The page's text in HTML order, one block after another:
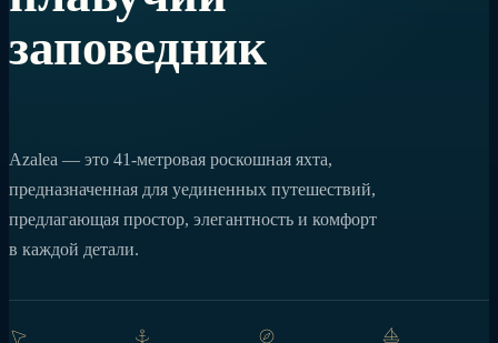
заповедник
Azalea — это 41-метровая роскошная яхта,
предназначенная для уединенных путешествий,
предлагающая простор, элегантность и комфорт
в каждой детали.